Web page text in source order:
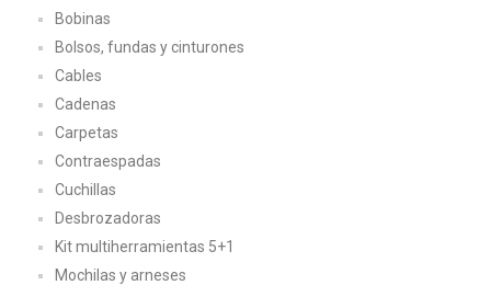
Bobinas
Bolsos, fundas y cinturones
Cables
Cadenas
Carpetas
Contraespadas
Cuchillas
Desbrozadoras
Kit multiherramientas 5+1
Mochilas y arneses